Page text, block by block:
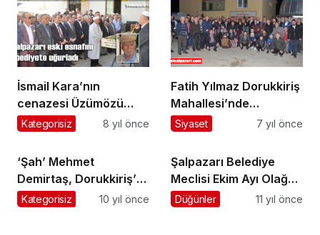
İsmail Kara’nın
cenazesi Üzümözü
Mahallesi’nde toprağa
Kategorisiz 8 yıl önce
Fatih Yılmaz Dorukkiriş
Mahallesi’nde
seçmenlerle buluştu
Siyaset 7 yıl önce
‘Şah’ Mehmet
Demirtaş, Dorukkiriş’te
toprağa verildi
Kategorisiz 10 yıl önce
Şalpazarı Belediye
Meclisi Ekim Ayı Olağan
Toptantısı Yapıldı
Düğünler 11 yıl önce